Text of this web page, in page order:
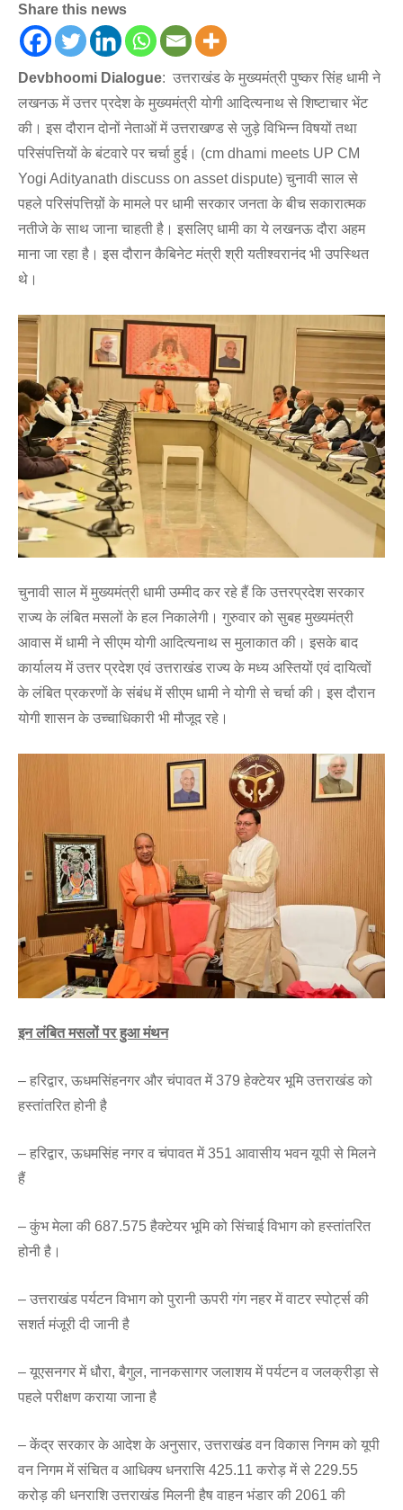
Share this news
Devbhoomi Dialogue: उत्तराखंड के मुख्यमंत्री पुष्कर सिंह धामी ने
लखनऊ में उत्तर प्रदेश के मुख्यमंत्री योगी आदित्यनाथ से शिष्टाचार भेंट
की। इस दौरान दोनों नेताओं में उत्तराखण्ड से जुड़े विभिन्न विषयों तथा
परिसंपत्तियों के बंटवारे पर चर्चा हुई। (cm dhami meets UP CM
Yogi Adityanath discuss on asset dispute) चुनावी साल से
पहले परिसंपत्तिय़ों के मामले पर धामी सरकार जनता के बीच सकारात्मक
नतीजे के साथ जाना चाहती है। इसलिए धामी का ये लखनऊ दौरा अहम
माना जा रहा है। इस दौरान कैबिनेट मंत्री श्री यतीश्वरानंद भी उपस्थित
थे।
चुनावी साल में मुख्यमंत्री धामी उम्मीद कर रहे हैं कि उत्तरप्रदेश सरकार
राज्य के लंबित मसलों के हल निकालेगी। गुरुवार को सुबह मुख्यमंत्री
आवास में धामी ने सीएम योगी आदित्यनाथ स मुलाकात की। इसके बाद
कार्यालय में उत्तर प्रदेश एवं उत्तराखंड राज्य के मध्य अस्तियों एवं दायित्वों
के लंबित प्रकरणों के संबंध में सीएम धामी ने योगी से चर्चा की। इस दौरान
योगी शासन के उच्चाधिकारी भी मौजूद रहे।
इन लंबित मसलों पर हुआ मंथन
– हरिद्वार, ऊधमसिंहनगर और चंपावत में 379 हेक्टेयर भूमि उत्तराखंड को
हस्तांतरित होनी है
– हरिद्वार, ऊधमसिंह नगर व चंपावत में 351 आवासीय भवन यूपी से मिलने
हैं
– कुंभ मेला की 687.575 हैक्टेयर भूमि को सिंचाई विभाग को हस्तांतरित
होनी है।
– उत्तराखंड पर्यटन विभाग को पुरानी ऊपरी गंग नहर में वाटर स्पोर्ट्स की
सशर्त मंजूरी दी जानी है
– यूएसनगर में धौरा, बैगुल, नानकसागर जलाशय में पर्यटन व जलक्रीड़ा से
पहले परीक्षण कराया जाना है
– केंद्र सरकार के आदेश के अनुसार, उत्तराखंड वन विकास निगम को यूपी
वन निगम में संचित व आधिक्य धनरासि 425.11 करोड़ में से 229.55
करोड़ की धनराशि उत्तराखंड मिलनी हैष वाहन भंडार की 2061 की